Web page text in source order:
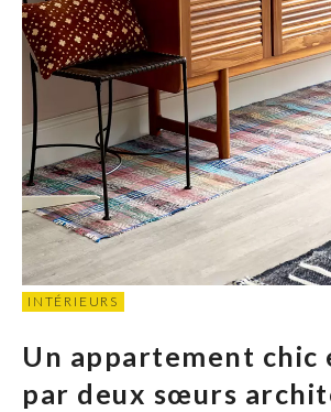
INTÉRIEURS
Un appartement chic
par deux sœurs